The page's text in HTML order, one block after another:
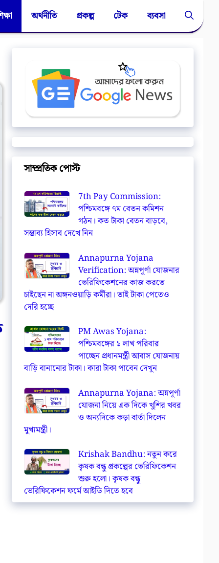
অর্থনীতি প্রকল্প টেক ব্যবসা
সাম্প্রতিক পোস্ট
7th Pay Commission:
পশ্চিমবঙ্গে ৭ম বেতন কমিশন
গঠন। কত টাকা বেতন বাড়বে,
সম্ভাব্য হিসাব দেখে নিন
Annapurna Yojana
Verification: অন্নপূর্ণা যোজনার
ভেরিফিকেশনের কাজ করতে
চাইছেন না অঙ্গনওয়াড়ি কর্মীরা। তাই টাকা পেতেও
দেরি হচ্ছে
PM Awas Yojana:
পশ্চিমবঙ্গের ১ লাখ পরিবার
পাচ্ছেন প্রধানমন্ত্রী আবাস যোজনায়
বাড়ি বানানোর টাকা। কারা টাকা পাবেন দেখুন
Annapurna Yojana: অন্নপূর্ণা
যোজনা নিয়ে এক দিকে খুশির খবর
ও অন্যদিকে কড়া বার্তা দিলেন
মুখ্যমন্ত্রী।
Krishak Bandhu: নতুন করে
কৃষক বন্ধু প্রকল্পের ভেরিফিকেশন
শুরু হলো। কৃষক বন্ধু
ভেরিফিকেশন ফর্মে আইডি দিতে হবে